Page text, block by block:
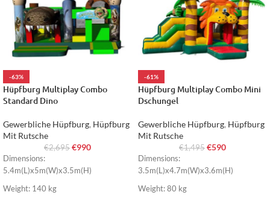
-63%
Hüpfburg Multiplay Combo
Standard Dino
Gewerbliche Hüpfburg, Hüpfburg
Mit Rutsche
€2,695 €990
Dimensions:
5.4m(L)x5m(W)x3.5m(H)
Weight: 140 kg
-61%
Hüpfburg Multiplay Combo Mini
Dschungel
Gewerbliche Hüpfburg, Hüpfburg
Mit Rutsche
€1,495 €590
Dimensions:
3.5m(L)x4.7m(W)x3.6m(H)
Weight: 80 kg